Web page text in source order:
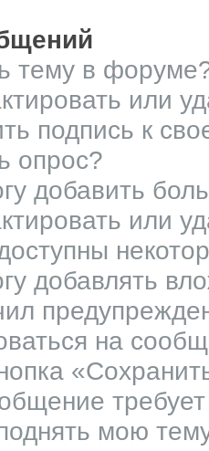
тему в
или
подпись к
опрос?
добавить
или
добавлять
на
мою